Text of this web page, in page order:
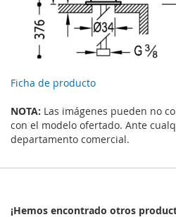
Ficha de producto
NOTA: Las imágenes pueden no
con el modelo ofertado. Ante
departamento comercial.
¡Hemos encontrado otros